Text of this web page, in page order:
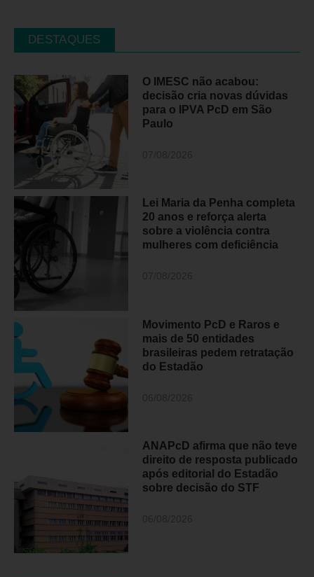
DESTAQUES
O IMESC não acabou:
decisão cria novas dúvidas
para o IPVA PcD em São
Paulo
Lei Maria da Penha completa
20 anos e reforça alerta
sobre a violência contra
mulheres com deficiência
Movimento PcD e Raros e
mais de 50 entidades
brasileiras pedem retratação
do Estadão
ANAPcD afirma que não teve
direito de resposta publicado
após editorial do Estadão
sobre decisão do STF